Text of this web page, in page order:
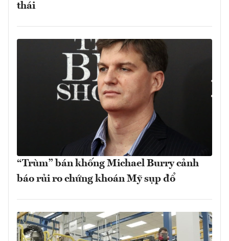
thái
“Trùm” bán khống Michael Burry cảnh
báo rủi ro chứng khoán Mỹ sụp đổ